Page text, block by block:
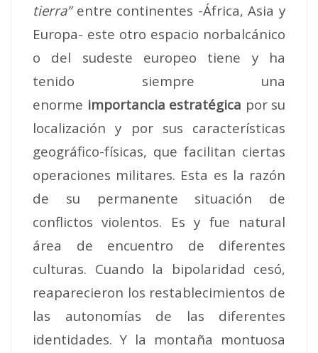
tierra”entre continentes -África, Asia y
Europa- este otro espacio norbalcánico
o del sudeste europeo tiene y ha
tenido siempre una
enorme importancia estratégica por su
localización y por sus características
geográfico-físicas, que facilitan ciertas
operaciones militares. Esta es la razón
de su permanente situación de
conflictos violentos. Es y fue natural
área de encuentro de diferentes
culturas. Cuando la bipolaridad cesó,
reaparecieron los restablecimientos de
las autonomías de las diferentes
identidades. Y la montaña montuosa